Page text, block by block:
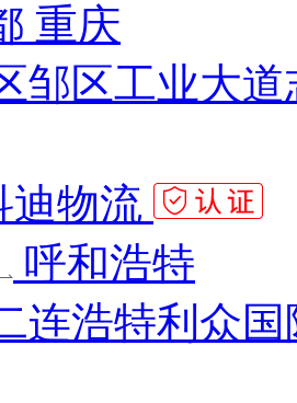
重庆
邹区工业大
迪物流
呼和浩特
连浩特利众